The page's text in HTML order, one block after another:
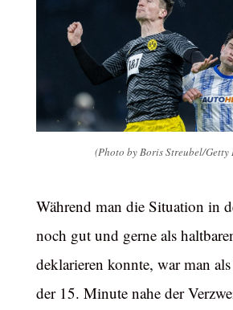
(Photo by Boris Streubel/Getty
Während man die Situation in
noch gut und gerne als
deklarieren konnte, war man
der 15. Minute nahe der